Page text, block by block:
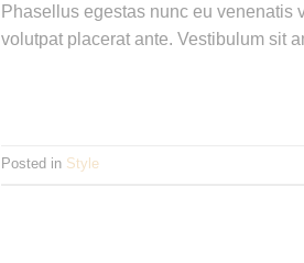
Phasellus egestas nunc eu venenatis
volutpat placerat ante. Vestibulum sit
Posted in Style